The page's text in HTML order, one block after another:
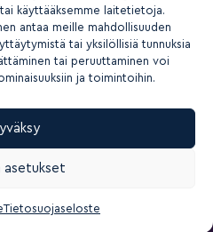
käyttääksemme laitetietoja.
antaa meille mahdollisuuden
tai yksilöllisiä tunnuksia
tai peruuttaminen voi
ja toimintoihin.
asetukset
Tietosuojaseloste
ry
Rekisteriseloste
Evästeasetukset